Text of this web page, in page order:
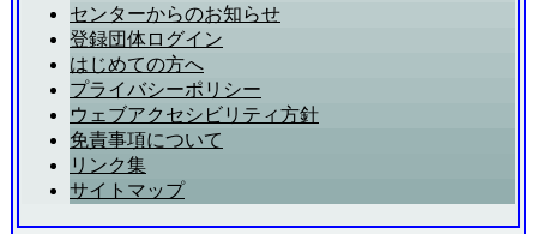
センターからのお知らせ
登録団体ログイン
はじめての方へ
プライバシーポリシー
ウェブアクセシビリティ方針
免責事項について
リンク集
サイトマップ